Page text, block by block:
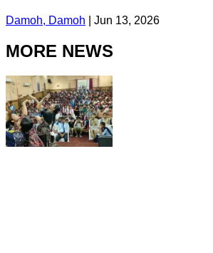
Damoh, Damoh Jun 13, 2026
MORE NEWS